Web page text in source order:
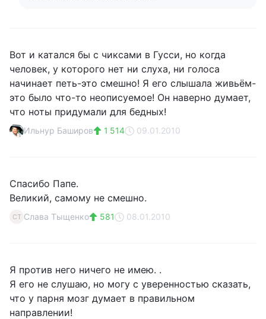
Вот и катался бы с чиксами в Гусси, но когда
человек, у которого нет ни слуха, ни голоса
начинает петь-это смешно! Я его слышала живьём-
это было что-то неописуемое! Он наверно думает,
что ноты придумали для бедных!
Ильнур Баширов 1 514 09.01.2010
Спасибо Папе.
Великий, самому не смешно.
СТ Слава Тыщенко 581 08.01.2010
Я против него ничего не имею. .
Я его не слушаю, но могу с уверенностью сказать,
что у парня мозг думает в правильном
направлении!